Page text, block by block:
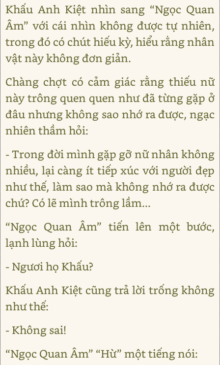
Khấu Anh Kiệt nhìn sang “Ngọc Quan
Âm” với cái nhìn không được tự nhiên,
trong đó có chút hiếu kỳ, hiểu rằng nhân
vật này không đơn giản.
Chàng chợt có cảm giác rằng thiếu nữ
này trông quen quen như đã từng gặp ở
đâu nhưng không sao nhớ ra được, ngạc
nhiên thầm hỏi:
- Trong đời mình gặp gỡ nữ nhân không
nhiều, lại càng ít tiếp xúc với người đẹp
như thế, làm sao mà không nhớ ra được
chứ? Có lẽ mình trông lầm...
“Ngọc Quan Âm” tiến lên một bước,
lạnh lùng hỏi:
- Ngươi họ Khấu?
Khấu Anh Kiệt cũng trả lời trống không
như thế:
- Không sai!
“Ngọc Quan Âm” “Hừ” một tiếng nói: